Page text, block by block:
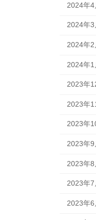
2024年4
2024年3
2024年2
2024年1
2023年
2023年
2023年
2023年9
2023年8
2023年7
2023年6